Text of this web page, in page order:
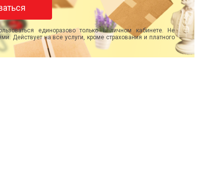
единоразово только в личном кабинете. Не
Действует на все услуги, кроме страхования и платного